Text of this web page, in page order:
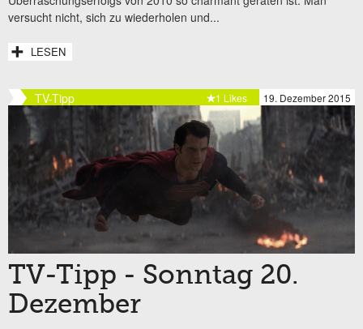
versucht nicht, sich zu wiederholen und...
LESEN
TV-Tipp 19. Dezember 2015
1 Likes
TV-Tipp - Sonntag 20.
Dezember